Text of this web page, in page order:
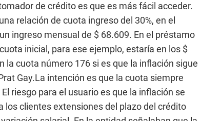
de crédito es que es más fácil acceder.
relación de cuota ingreso del 30%, en el
ingreso mensual de $ 68.609. En el préstamo
inicial, para ese ejemplo, estaría en los $
la cuota número 176 si es que la inflación sigue
Gay.La intención es que la cuota siempre
riesgo para el usuario es que la inflación se
los clientes extensiones del plazo del crédito